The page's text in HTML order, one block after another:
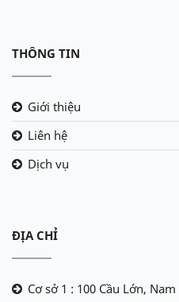
THÔNG TIN
Giới thiệu
Liên hệ
Dịch vụ
ĐỊA CHỈ
Cơ sở 1 : 100 Cầu Lớn,